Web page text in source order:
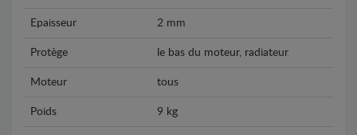
Epaisseur 2 mm
Protège le bas du moteur, radiateur
Moteur tous
Poids 9 kg